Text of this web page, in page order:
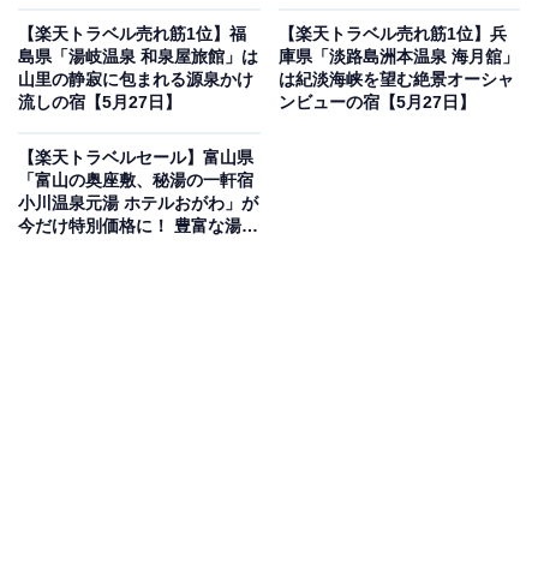
楽天トラベルでホテルを見る
この宿泊施設のおすすめポイントは？
27日】
【楽天トラベル売れ筋1位】福
島県「湯岐温泉 和泉屋旅館」は
山里の静寂に包まれる源泉かけ
流しの宿【5月27日】
【楽天トラベル売れ筋1位】兵
庫県「淡路島洲本温泉 海月舘」
は紀淡海峡を望む絶景オーシャ
ンビューの宿【5月27日】
【楽天トラベルセール】富山県
「富山の奥座敷、秘湯の一軒宿
小川温泉元湯 ホテルおがわ」が
今だけ特別価格に！ 豊富な湯量